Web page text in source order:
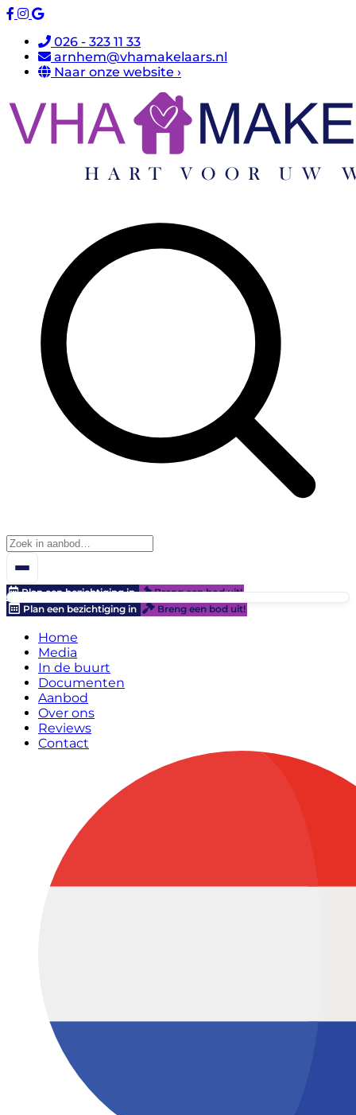
026 - 323 11 33
arnhem@vhamakelaars.nl
Naar onze website ›
Plan een bezichtiging in
Breng een bod uit!
Plan een bezichtiging in
Breng een bod uit!
Home
Media
In de buurt
Documenten
Aanbod
Over ons
Reviews
Contact